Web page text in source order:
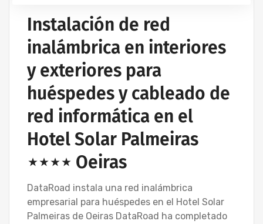
Instalación de red
inalámbrica en interiores
y exteriores para
huéspedes y cableado de
red informática en el
Hotel Solar Palmeiras
⋆⋆⋆⋆ Oeiras
DataRoad instala una red inalámbrica
empresarial para huéspedes en el Hotel Solar
Palmeiras de Oeiras DataRoad ha completado